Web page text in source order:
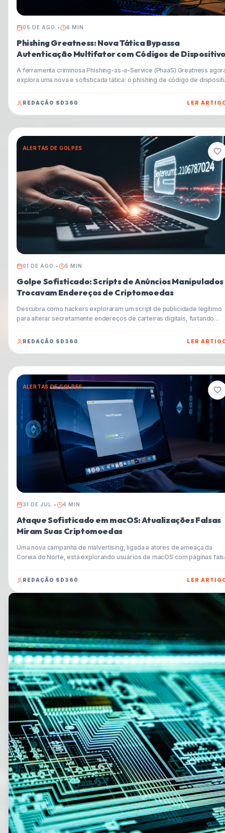
05 DE AGO. • 6 MIN
Phishing Greatness: Nova Tática Bypassa
Autenticação Multifator com Códigos de
A ferramenta criminosa Phishing-as-a-Service (PhaaS) Greatness
explora uma nova e sofisticada tática: o phishing de código de
a Autenticação Multifator (MFA) e roubar tokens de acesso, permitindo
REDAÇÃO SD360 LER
ALERTAS DE GOLPES
01 DE AGO. • 5 MIN
Golpe Sofisticado: Scripts de Anúncios Manipulados
Trocavam Endereços de Criptomoedas
Descubra como hackers exploraram um script de publicidade legítimo
para alterar secretamente endereços de carteiras digitais, furtando
chain e aprenda as melhores práticas para proteger suas transações e
REDAÇÃO SD360 LER
ALERTAS DE GOLPES
31 DE JUL. • 4 MIN
Ataque Sofisticado em macOS: Atualizações Falsas
Miram Suas Criptomoedas
Uma nova campanha de malvertising, ligada a atores de ameaça da
Coreia do Norte, está explorando usuários de macOS com páginas
como funciona e proteja-se.
REDAÇÃO SD360 LER